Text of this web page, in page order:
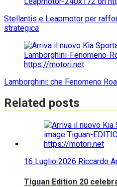
Stellantis e Leapmotor per
strategica
Lamborghini: che Fenomeno
Related posts
16 Luglio 2026 Riccardo
Tiguan Edition 20